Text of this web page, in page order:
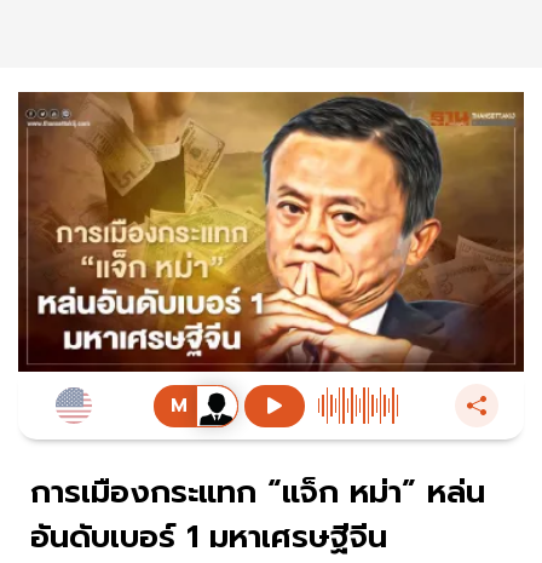
การเมืองกระแทก “แจ็ก หม่า” หล่น
อันดับเบอร์ 1 มหาเศรษฐีจีน